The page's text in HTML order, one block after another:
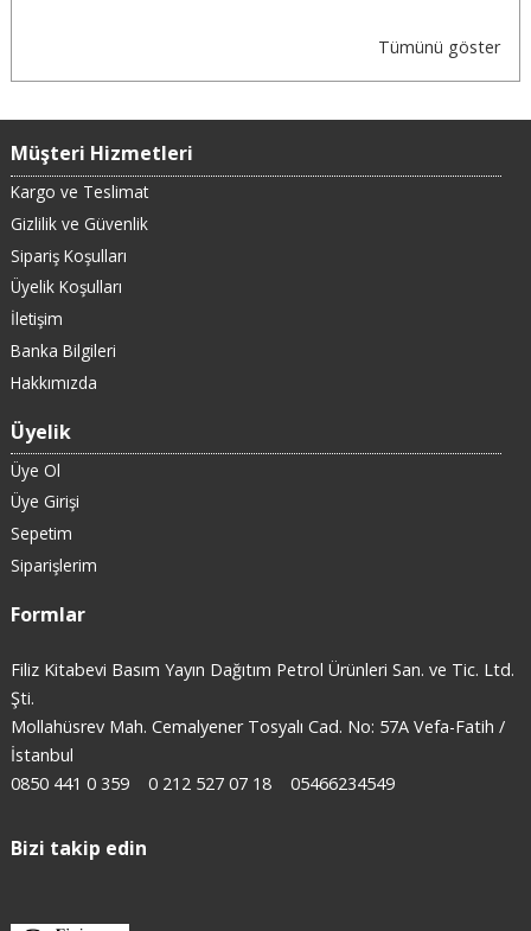
Tümünü göster
Müşteri Hizmetleri
Kargo ve Teslimat
Gizlilik ve Güvenlik
Sipariş Koşulları
Üyelik Koşulları
İletişim
Banka Bilgileri
Hakkımızda
Üyelik
Üye Ol
Üye Girişi
Sepetim
Siparişlerim
Formlar
Filiz Kitabevi Basım Yayın Dağıtım Petrol Ürünleri San. ve Tic. Ltd.
Şti.
Mollahüsrev Mah. Cemalyener Tosyalı Cad. No: 57A Vefa-Fatih /
İstanbul
0850 441 0 359
0 212 527 07 18 05466234549
Bizi takip edin